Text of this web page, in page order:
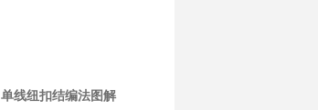
单线纽扣结编法图解